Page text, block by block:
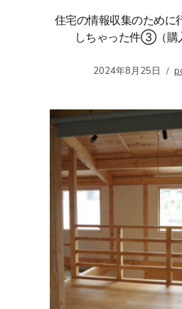
住宅の情報収集のために
しちゃった件③（購
2024年8月25日